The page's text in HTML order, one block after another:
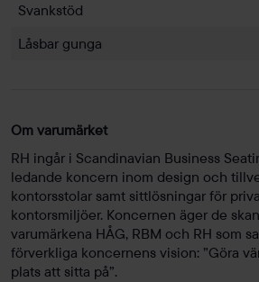
Svankstöd
Låsbar gunga
Om varumärket
RH ingår i Scandinavian Business
ledande koncern inom design och
kontorsstolar samt sittlösningar för
kontorsmiljöer. Koncernen äger de
varumärkena HÅG, RBM och RH som
förverkliga koncernens vision: ”Göra
plats att sitta på”.